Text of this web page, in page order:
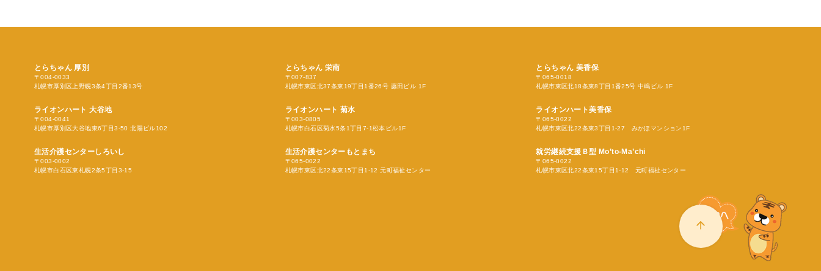
とらちゃん 厚別
〒004-0033
札幌市厚別区上野幌3条4丁目2番13号
とらちゃん 栄南
〒007-837
札幌市東区北37条東19丁目1番26号 藤田ビル 1F
とらちゃん 美香保
〒065-0018
札幌市東区北18条東8丁目1番25号 中嶋ビル 1F
ライオンハート 大谷地
〒004-0041
札幌市厚別区大谷地東6丁目3-50 北陽ビル102
ライオンハート 菊水
〒003-0805
札幌市白石区菊水5条1丁目7-1松本ビル1F
ライオンハート美香保
〒065-0022
札幌市東区北22条東3丁目1-27 みかほマンション1F
生活介護センターしろいし
〒003-0002
札幌市白石区東札幌2条5丁目3-15
生活介護センターもとまち
〒065-0022
札幌市東区北22条東15丁目1-12 元町福祉センター
就労継続支援Ｂ型 Mo’to-Ma’chi
〒065-0022
札幌市東区北22条東15丁目1-12 元町福祉センター